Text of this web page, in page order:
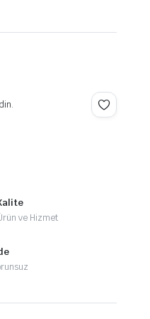
ve Hizmet